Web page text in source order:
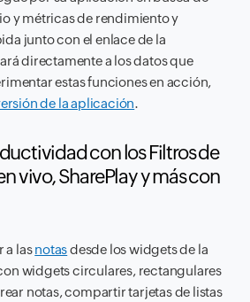
y métricas de rendimiento y
junto con el enlace de la
directamente a los datos que
estas funciones en acción,
de la aplicación.
con los Filtros de
vivo, SharePlay y más con
a lasnotasdesde los widgets de la
widgets circulares, rectangulares
notas, compartir tarjetas de listas